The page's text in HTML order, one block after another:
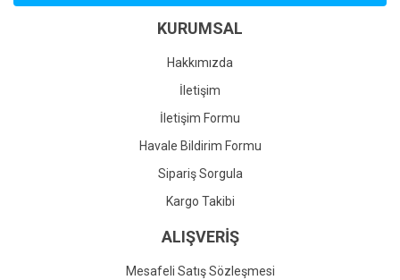
Ürün bilgilerinde hatalar bulunuyor.
Ürün fiyatı diğer sitelerden daha pahalı.
Gönder
KURUMSAL
Hakkımızda
İletişim
İletişim Formu
Havale Bildirim Formu
Sipariş Sorgula
Kargo Takibi
ALIŞVERİŞ
Mesafeli Satış Sözleşmesi